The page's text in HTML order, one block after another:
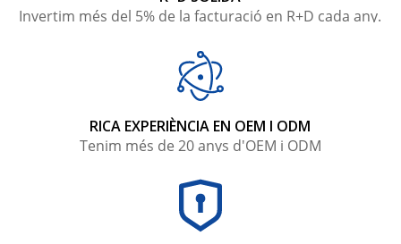
Invertim més del 5% de la facturació en R+D cada any.
RICA EXPERIÈNCIA EN OEM I ODM
Tenim més de 20 anys d'OEM i ODM